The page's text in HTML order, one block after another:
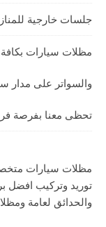
جلسات خارجية
مظلات سيارات
والسواتر على مدار
تحظى معنا بفرصة فريدة
مظلات سيارات
توريد وتركيب افضل
والحدائق لعامة